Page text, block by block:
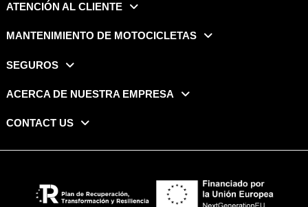
ATENCIÓN AL CLIENTE
MANTENIMIENTO DE MOTOCICLETAS
SEGUROS
ACERCA DE NUESTRA EMPRESA
CONTACT US